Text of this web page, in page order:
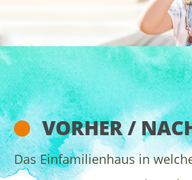
VORHER /
Das Einfamilienhaus in